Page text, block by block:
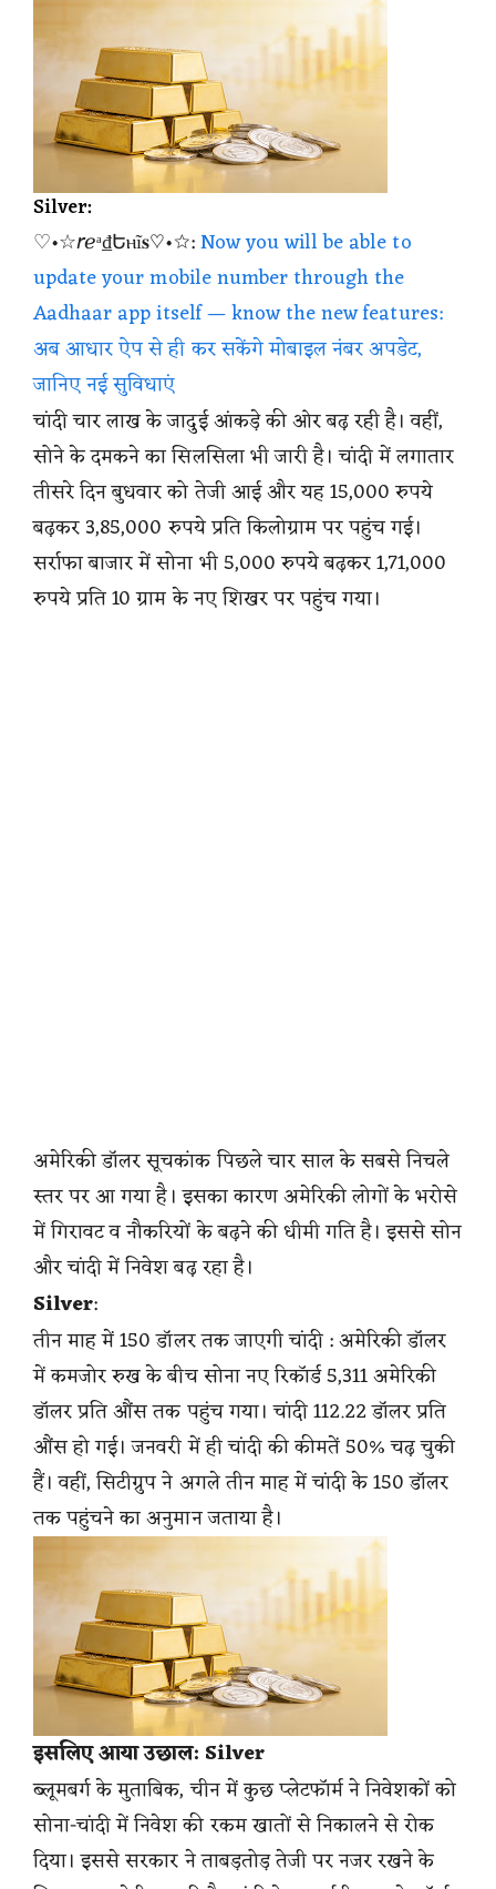
Silver:
♡•☆𝘳ℯᵃ₫Եⲏĩ𝐬♡•☆:Now you will be able to
update your mobile number through the
Aadhaar app itself — know the new features:
अब आधार ऐप से ही कर सकेंगे मोबाइल नंबर अपडेट,
जानिए नई सुविधाएं
चांदी चार लाख के जादुई आंकड़े की ओर बढ़ रही है। वहीं,
सोने के दमकने का सिलसिला भी जारी है। चांदी में लगातार
तीसरे दिन बुधवार को तेजी आई और यह 15,000 रुपये
बढ़कर 3,85,000 रुपये प्रति किलोग्राम पर पहुंच गई।
सर्राफा बाजार में सोना भी 5,000 रुपये बढ़कर 1,71,000
रुपये प्रति 10 ग्राम के नए शिखर पर पहुंच गया।
अमेरिकी डॉलर सूचकांक पिछले चार साल के सबसे निचले
स्तर पर आ गया है। इसका कारण अमेरिकी लोगों के भरोसे
में गिरावट व नौकरियों के बढ़ने की धीमी गति है। इससे सोन
और चांदी में निवेश बढ़ रहा है।
Silver:
तीन माह में 150 डॉलर तक जाएगी चांदी : अमेरिकी डॉलर
में कमजोर रुख के बीच सोना नए रिकॉर्ड 5,311 अमेरिकी
डॉलर प्रति औंस तक पहुंच गया। चांदी 112.22 डॉलर प्रति
औंस हो गई। जनवरी में ही चांदी की कीमतें 50% चढ़ चुकी
हैं। वहीं, सिटीग्रुप ने अगले तीन माह में चांदी के 150 डॉलर
तक पहुंचने का अनुमान जताया है।
इसलिए आया उछाल: Silver
ब्लूमबर्ग के मुताबिक, चीन में कुछ प्लेटफॉर्म ने निवेशकों को
सोना-चांदी में निवेश की रकम खातों से निकालने से रोक
दिया। इससे सरकार ने ताबड़तोड़ तेजी पर नजर रखने के